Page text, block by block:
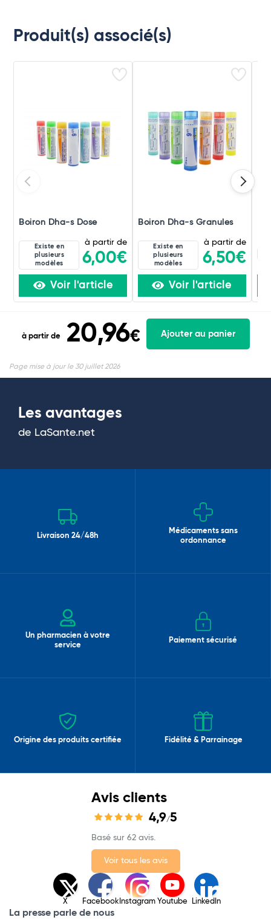
Produit(s) associé(s)
Boiron Dha-s Dose
Existe en
plusieurs
modèles
à partir de
6,00€
Voir l'article
Boiron Dha-s Granules
Existe en
plusieurs
modèles
à partir de
6,50€
Voir l'article
à partir de 20,96€ Ajouter au panier
Page mise à jour le 30 juillet 2026
Les avantages
de LaSante.net
Livraison 24/48h
Médicaments sans
ordonnance
Un pharmacien à votre
service
Paiement sécurisé
Origine des produits certifiée Fidélité & Parrainage
Avis clients
4,9/5
Basé sur 62 avis.
Voir tous les avis
X Facebook Instagram Youtube LinkedIn
La presse parle de nous